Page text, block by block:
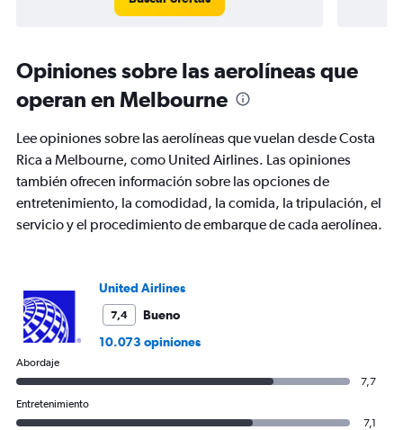
Opiniones sobre las aerolíneas que
operan en Melbourne
Lee opiniones sobre las aerolíneas que vuelan desde Costa
Rica a Melbourne, como United Airlines. Las opiniones
también ofrecen información sobre las opciones de
entretenimiento, la comodidad, la comida, la tripulación, el
servicio y el procedimiento de embarque de cada aerolínea.
United Airlines
7,4
Bueno
10.073 opiniones
Abordaje
7,7
Entretenimiento
7,1